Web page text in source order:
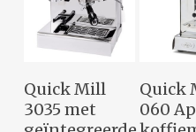
Toevoegen
Aan
Winkelwagen
Quick Mill
3035 met
Quick
060